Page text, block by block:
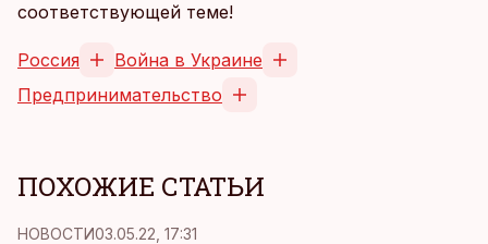
соответствующей теме!
Россия
Война в Украине
Предпринимательство
ПОХОЖИЕ СТАТЬИ
НОВОСТИ03.05.22, 17:31